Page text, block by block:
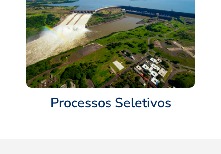
Processos Seletivos